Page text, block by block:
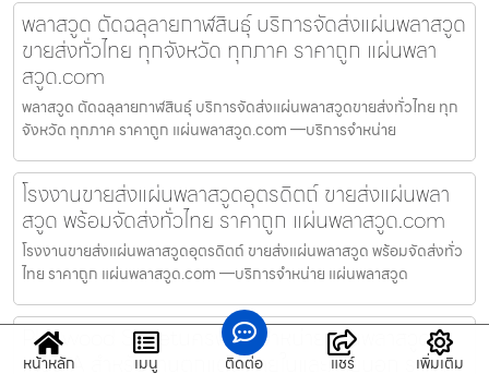
พลาสวูด ตัดฉลุลายกาฬสินธุ์ บริการจัดส่งแผ่นพลาสวูด
ขายส่งทั่วไทย ทุกจังหวัด ทุกภาค ราคาถูก แผ่นพลา
สวูด.com
พลาสวูด ตัดฉลุลายกาฬสินธุ์ บริการจัดส่งแผ่นพลาสวูดขายส่งทั่วไทย ทุก
จังหวัด ทุกภาค ราคาถูก แผ่นพลาสวูด.com —บริการจำหน่าย
โรงงานขายส่งแผ่นพลาสวูดอุตรดิตถ์ ขายส่งแผ่นพลา
สวูด พร้อมจัดส่งทั่วไทย ราคาถูก แผ่นพลาสวูด.com
โรงงานขายส่งแผ่นพลาสวูดอุตรดิตถ์ ขายส่งแผ่นพลาสวูด พร้อมจัดส่งทั่ว
ไทย ราคาถูก แผ่นพลาสวูด.com —บริการจำหน่าย แผ่นพลาสวูด
Plaswood Sheetนครพนม จำหน่ายแผ่นพลาสวูด
เกรด A สำหรับงานตกแต่ง ภายในและภายนอก ราคา
หน้าหลัก เมนู ติดต่อ แชร์ เพิ่มเติม